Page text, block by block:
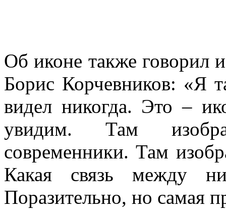
Об иконе также говорил
Борис Корчевников: «Я
видел никогда. Это –
увидим. Там
современники. Там
Какая связь между
Поразительно, но самая